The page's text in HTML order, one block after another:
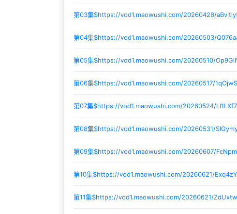
第03集$https://vod1.maowushi.com/20260426/
第04集$https://vod1.maowushi.com/20260503/
第05集$https://vod1.maowushi.com/20260510/
第06集$https://vod1.maowushi.com/20260517/
第07集$https://vod1.maowushi.com/20260524/
第08集$https://vod1.maowushi.com/20260531/
第09集$https://vod1.maowushi.com/20260607/
第10集$https://vod1.maowushi.com/20260621/
第11集$https://vod1.maowushi.com/20260621/